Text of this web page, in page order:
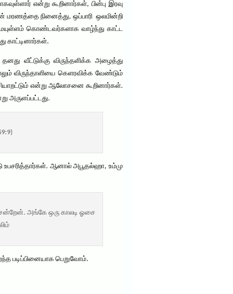
என்று கூறினார்கள், பின்பு இரவு
மரணத்தை நினைத்து, ஒப்பாரி ஒலமின்றி
கொண்டவர்களாக வாழ்ந்து காட்ட
காட்டினார்கள்.
வீட்டுக்கு விருந்தளிக்க அழைத்து
விருந்தாளியை கெளரவிக்க வேண்டும்
என்று ஆலோசனை கூறினார்கள்.
அருளப்பட்டது.
உபசரித்தார்கள். ஆனால் அபூதல்ஹா, உம்மு
அங்கே ஒரு காலடி ஓசை
படிப்பினையாக பெறுவோம்.